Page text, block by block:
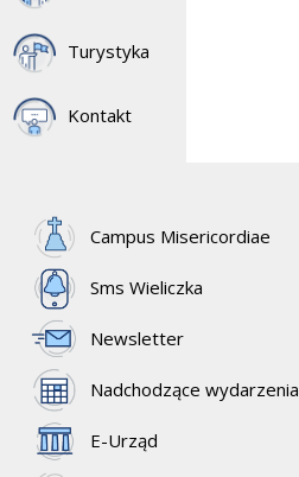
Turystyka
Kontakt
Campus Misericordiae
Sms Wieliczka
Newsletter
Nadchodzące wydarzenia
E-Urząd